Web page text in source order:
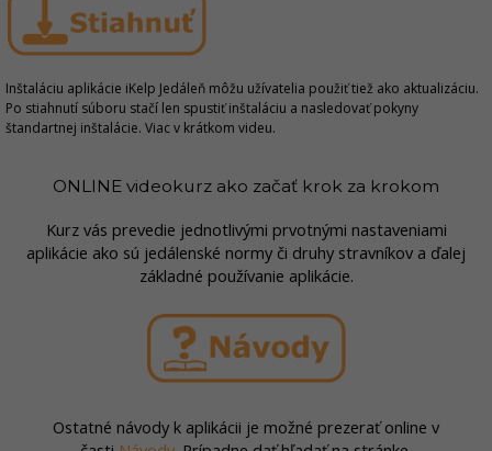
Inštaláciu aplikácie iKelp Jedáleň môžu užívatelia použiť tiež ako aktualizáciu.
Po stiahnutí súboru stačí len spustiť inštaláciu a nasledovať pokyny
štandartnej inštalácie. Viac v krátkom videu.
ONLINE videokurz ako začať krok za krokom
Kurz vás prevedie jednotlivými prvotnými nastaveniami
aplikácie ako sú jedálenské normy či druhy stravníkov a ďalej
základné používanie aplikácie.
Ostatné návody k aplikácii je možné prezerať online v